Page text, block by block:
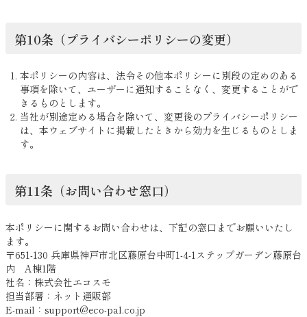
第10条（プライバシーポリシーの変更）
本ポリシーの内容は、法令その他本ポリシーに別段の定めのある
事項を除いて、ユーザーに通知することなく、変更することがで
きるものとします。
当社が別途定める場合を除いて、変更後のプライバシーポリシー
は、本ウェブサイトに掲載したときから効力を生じるものとしま
す。
第11条（お問い合わせ窓口）
本ポリシーに関するお問い合わせは、下記の窓口までお願いいたし
ます。
〒651-130 兵庫県神戸市北区藤原台中町1-4-1ステップガーデン藤原台
内 A棟1階
社名：株式会社エコスモ
担当部署：ネット通販部
E-mail：support@eco-pal.co.jp